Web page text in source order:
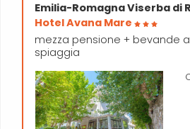
Emilia-RomagnaViserba di
Hotel Avana Mare
mezza pensione + bevande
spiaggia